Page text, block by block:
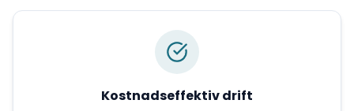
Kostnadseffektiv drift